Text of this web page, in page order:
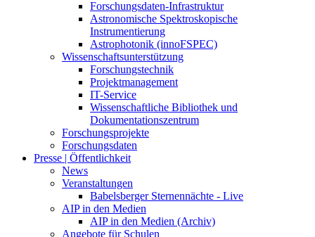
Forschungsdaten-Infrastruktur
Astronomische Spektroskopische
Instrumentierung
Astrophotonik (innoFSPEC)
Wissenschaftsunterstützung
Forschungstechnik
Projektmanagement
IT-Service
Wissenschaftliche Bibliothek und
Dokumentationszentrum
Forschungsprojekte
Forschungsdaten
Presse | Öffentlichkeit
News
Veranstaltungen
Babelsberger Sternennächte - Live
AIP in den Medien
AIP in den Medien (Archiv)
Angebote für Schulen